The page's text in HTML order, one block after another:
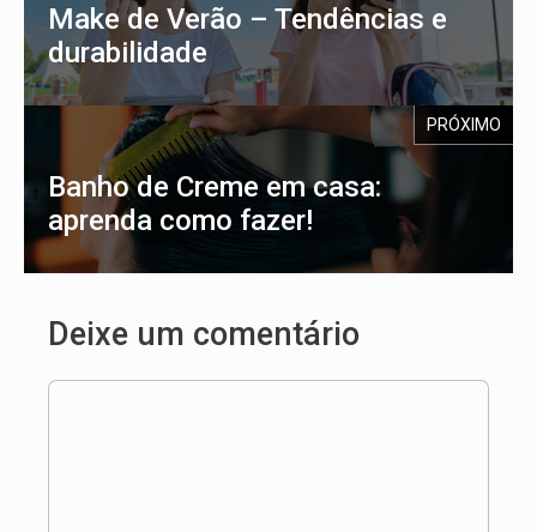
Make de Verão – Tendências e
durabilidade
PRÓXIMO
Banho de Creme em casa:
aprenda como fazer!
Deixe um comentário
Comentário